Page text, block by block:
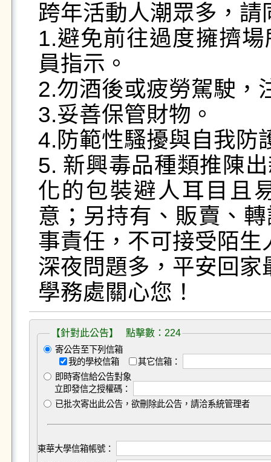
跨年活動人潮眾多，
1.避免前往過度擁擠
員指示。
2.勿酒後或疲勞駕駛，
3.妥善保管財物。
4.防範性騷擾與自我防
5. 新興毒品種類推陳
化的包裝避人耳目且
意；另持有、販賣、
事責任，不可接受陌
深夜問題多，平安回家
學務處關心您！
【針對此公告】 點擊數：224
寄公告至下列信箱
我的學校信箱
其它信箱：
即時寄信給公告對象
立即發信之授權碼：
已批次寄出此公告，欲刪除此公告，請洽系統管理者
東華大學信箱帳號：